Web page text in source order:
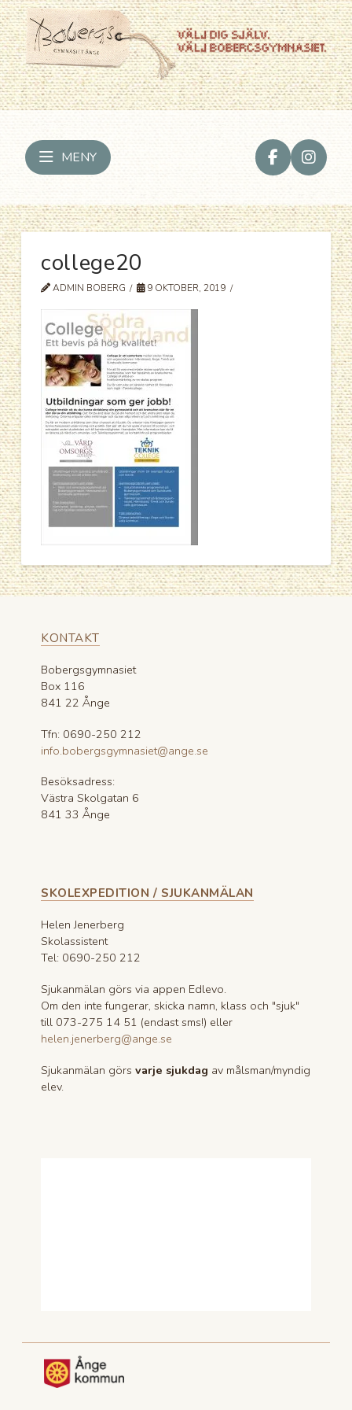
MENY
college20
ADMIN BOBERG 9 OKTOBER, 2019
KONTAKT
Bobergsgymnasiet
Box 116
841 22 Ånge
Tfn: 0690-250 212
info.bobergsgymnasiet@ange.se
Besöksadress:
Västra Skolgatan 6
841 33 Ånge
SKOLEXPEDITION / SJUKANMÄLAN
Helen Jenerberg
Skolassistent
Tel: 0690-250 212
Sjukanmälan görs via appen Edlevo.
Om den inte fungerar, skicka namn, klass och "sjuk"
till 073-275 14 51 (endast sms!) eller
helen.jenerberg@ange.se
Sjukanmälan görs varje sjukdag av målsman/myndig
elev.